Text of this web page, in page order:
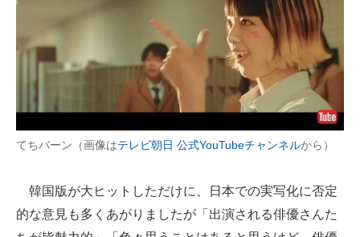
てちバーン（画像はテレビ朝日 公式YouTubeチャンネルから）
韓国版が大ヒットしただけに、日本での実写化に否定
的な意見も多くあがりましたが「出演される俳優さんた